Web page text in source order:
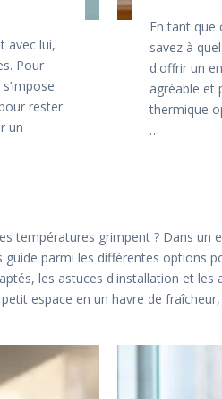
avec lui,
Pour
rester
un
En tant que
savez à
d'offrir un
agréable et
thermique
…
températures grimpent ? Dans un
parmi les différentes options
les astuces d'installation et
espace en un havre de